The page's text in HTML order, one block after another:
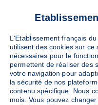
Collecte Mobile
Le mercredi 09 septembre
64 places disponibles
L'Etablissement français
utilisent des cookies sur ce
nécessaires pour le
permettent de réaliser des
votre navigation pour
la sécurité de nos
contenu spécifique. Nous
mois. Vous pouvez